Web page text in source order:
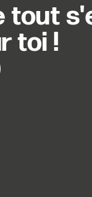
tout
toi !